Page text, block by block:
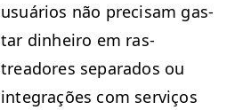
usuários não pre­cisam gas­
tar din­heiro em ras­
treadores sep­a­ra­dos ou
inte­grações com serviços